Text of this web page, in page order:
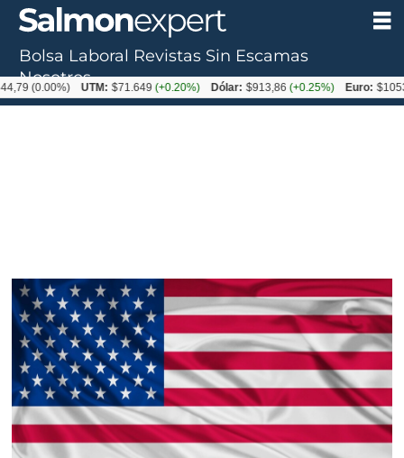
Bolsa Laboral Revistas Sin Escamas
Nosotros
UTM: $71.649(+0.20%) Dólar: $913,86(+0.25%) Euro: $1053,08(-